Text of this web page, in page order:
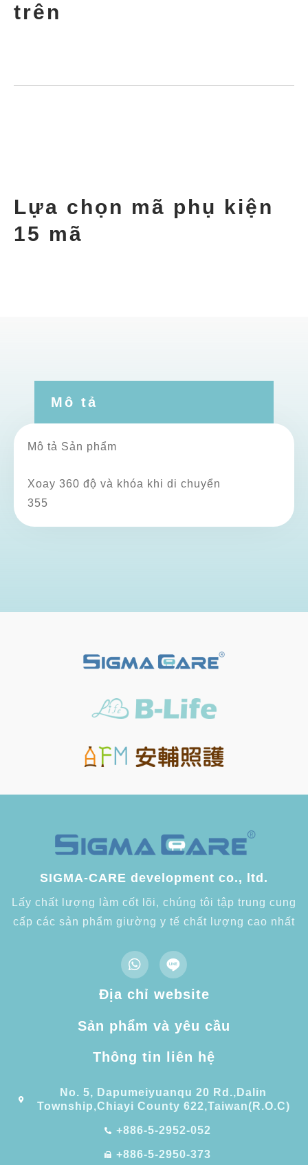
trên
Lựa chọn mã phụ kiện
15 mã
Mô tả
Mô tả Sản phẩm
Xoay 360 độ và khóa khi di chuyển
355
SIGMA-CARE development co., ltd.
Lấy chất lượng làm cốt lõi, chúng tôi tập trung cung
cấp các sản phẩm giường y tế chất lượng cao nhất
Địa chỉ website
Sản phẩm và yêu cầu
Thông tin liên hệ
No. 5, Dapumeiyuanqu 20 Rd.,Dalin
Township,Chiayi County 622,Taiwan(R.O.C)
+886-5-2952-052
+886-5-2950-373